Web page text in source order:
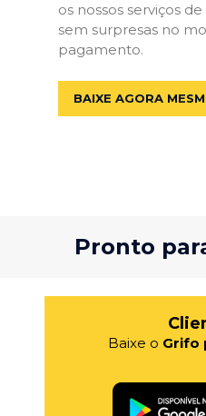
os nossos serviços
sem surpresas no
pagamento.
BAIXE AGORA
Pronto
Baixe o Grifo